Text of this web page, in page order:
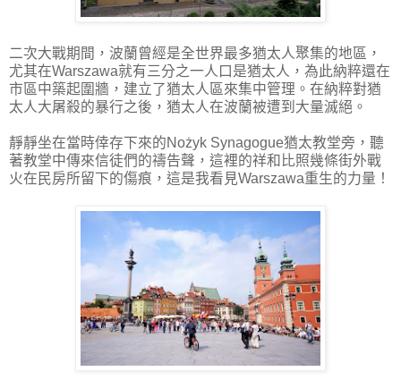
二次大戰期間，波蘭曾經是全世界最多猶太人聚集的地區，
尤其在Warszawa就有三分之一人口是猶太人，為此納粹還在
市區中築起圍牆，建立了猶太人區來集中管理。在納粹對猶
太人大屠殺的暴行之後，猶太人在波蘭被遭到大量滅絕。
靜靜坐在當時倖存下來的Nożyk Synagogue猶太教堂旁，聽
著教堂中傳來信徒們的禱告聲，這裡的祥和比照幾條街外戰
火在民房所留下的傷痕，這是我看見Warszawa重生的力量！